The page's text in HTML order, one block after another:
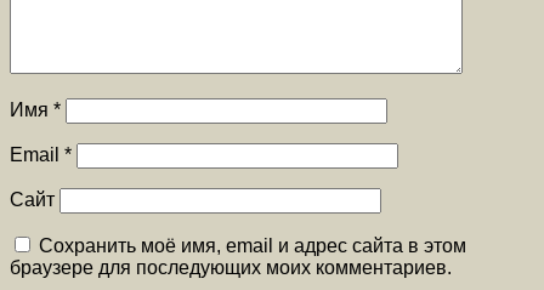
Имя *
Email *
Сайт
Сохранить моё имя, email и адрес сайта в этом
браузере для последующих моих комментариев.